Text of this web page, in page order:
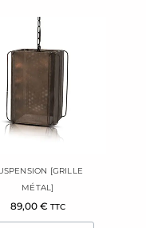
[GRILLE
MÉTAL]
89,00 € TTC